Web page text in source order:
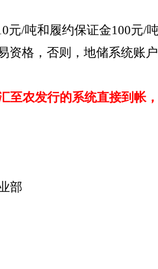
元/吨和履约保证金100元/
资格，否则，地储系统账
至农发行的系统直接到帐
部